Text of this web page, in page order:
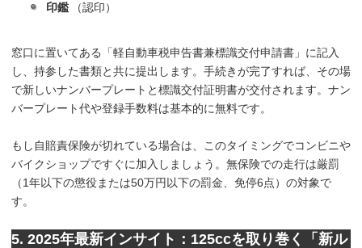
印鑑
（認印）
窓口に置いてある「軽自動車税申告書兼標識交付申請書」に記入
し、持参した書類と共に提出します。手続きが完了すれば、その場
で新しいナンバープレートと標識交付証明書が交付されます。ナン
バープレート代や登録手数料は基本的に無料です。
もし自賠責保険が切れている場合は、このタイミングでコンビニや
バイクショップですぐに加入しましょう。無保険での走行は厳罰
（1年以下の懲役または50万円以下の罰金、免停6点）の対象で
す。
5. 2025年最新インサイト：125ccを取り巻く「新ル